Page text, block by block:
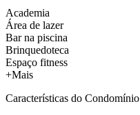
Academia
Área de lazer
Bar na piscina
Brinquedoteca
Espaço fitness
+Mais
Características do Condomínio